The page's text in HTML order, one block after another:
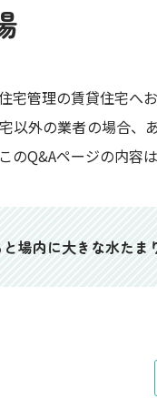
宅管理の賃貸住宅へ
以外の業者の場合、
のQ&Aページの内容
場内に大きな水たま